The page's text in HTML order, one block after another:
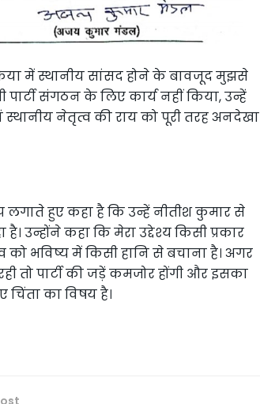
में स्थानीय सांसद होने के बावजूद मुझसे
पार्टी संगठन के लिए कार्य नहीं किया, उन्हें
नेतृत्व की राय को पूरी तरह अनदेखा
हुए कहा है कि उन्हें नीतीश कुमार से
उन्होंने कहा कि मेरा उद्देश्य किसी प्रकार
को भविष्य में किसी हानि से बचाना है। अगर
तो पार्टी की जड़ें कमजोर होंगी और इसका
का विषय है।